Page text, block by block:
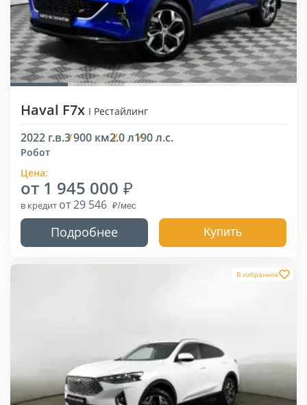
Haval F7x I Рестайлинг
2022 г.в.3 900 км2.0 л190 л.с.
Робот
Цена:
от 1 945 000
в кредит от 29 546
Подробнее Купить
В избранное